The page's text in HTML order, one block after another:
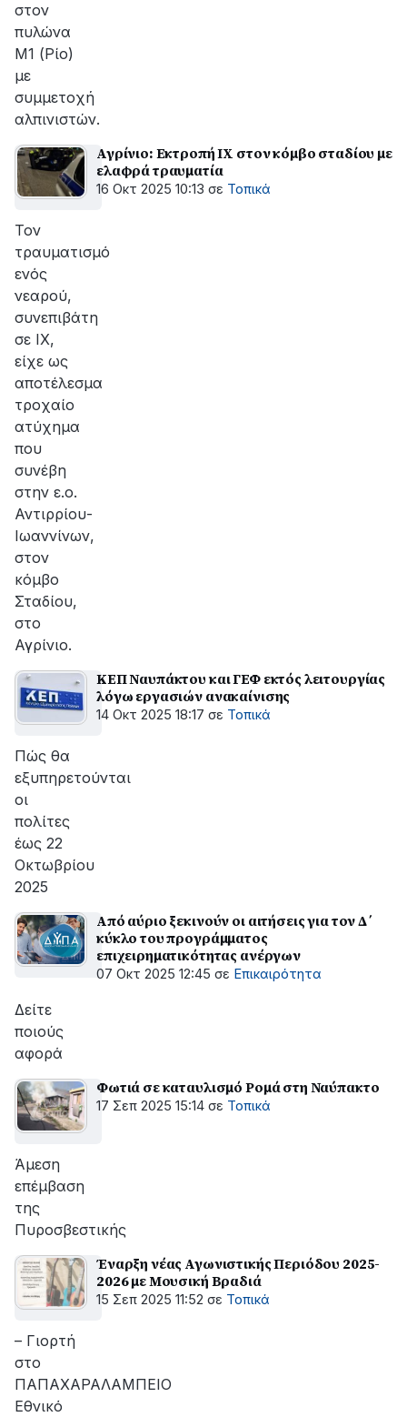
στον
πυλώνα
Μ1 (Ρίο)
με
συμμετοχή
αλπινιστών.
Αγρίνιο: Εκτροπή ΙΧ στον κόμβο σταδίου με
ελαφρά τραυματία
16 Οκτ 2025 10:13 σε Τοπικά
Τον
τραυματισμό
ενός
νεαρού,
συνεπιβάτη
σε ΙΧ,
είχε ως
αποτέλεσμα
τροχαίο
ατύχημα
που
συνέβη
στην ε.ο.
Αντιρρίου-
Ιωαννίνων,
στον
κόμβο
Σταδίου,
στο
Αγρίνιο.
ΚΕΠ Ναυπάκτου και ΓΕΦ εκτός λειτουργίας
λόγω εργασιών ανακαίνισης
14 Οκτ 2025 18:17 σε Τοπικά
Πώς θα
εξυπηρετούνται
οι
πολίτες
έως 22
Οκτωβρίου
2025
Από αύριο ξεκινούν οι αιτήσεις για τον Δ΄
κύκλο του προγράμματος
επιχειρηματικότητας ανέργων
07 Οκτ 2025 12:45 σε Επικαιρότητα
Δείτε
ποιούς
αφορά
Φωτιά σε καταυλισμό Ρομά στη Ναύπακτο
17 Σεπ 2025 15:14 σε Τοπικά
Άμεση
επέμβαση
της
Πυροσβεστικής
Έναρξη νέας Αγωνιστικής Περιόδου 2025-
2026 με Μουσική Βραδιά
15 Σεπ 2025 11:52 σε Τοπικά
– Γιορτή
στο
ΠΑΠΑΧΑΡΑΛΑΜΠΕΙΟ
Εθνικό